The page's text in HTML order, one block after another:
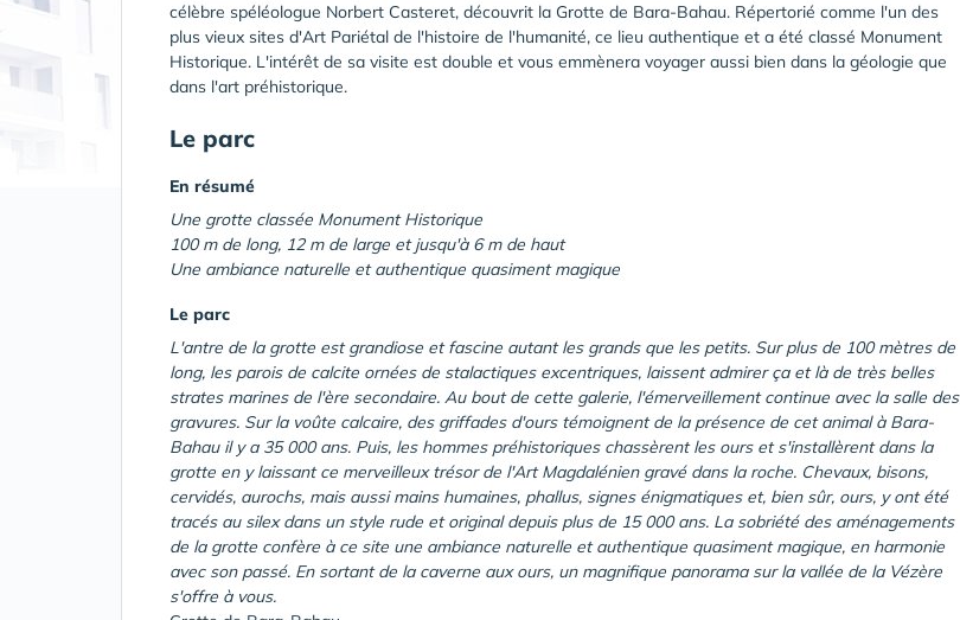
célèbre spéléologue Norbert Casteret, découvrit la Grotte de Bara-Bahau. Répertorié comme l'un des
plus vieux sites d'Art Pariétal de l'histoire de l'humanité, ce lieu authentique et a été classé Monument
Historique. L'intérêt de sa visite est double et vous emmènera voyager aussi bien dans la géologie que
dans l'art préhistorique.
Le parc
En résumé
Une grotte classée Monument Historique
100 m de long, 12 m de large et jusqu'à 6 m de haut
Une ambiance naturelle et authentique quasiment magique
Le parc
L'antre de la grotte est grandiose et fascine autant les grands que les petits. Sur plus de 100 mètres de
long, les parois de calcite ornées de stalactiques excentriques, laissent admirer ça et là de très belles
strates marines de l'ère secondaire. Au bout de cette galerie, l'émerveillement continue avec la salle des
gravures. Sur la voûte calcaire, des griffades d'ours témoignent de la présence de cet animal à Bara-
Bahau il y a 35 000 ans. Puis, les hommes préhistoriques chassèrent les ours et s'installèrent dans la
grotte en y laissant ce merveilleux trésor de l'Art Magdalénien gravé dans la roche. Chevaux, bisons,
cervidés, aurochs, mais aussi mains humaines, phallus, signes énigmatiques et, bien sûr, ours, y ont été
tracés au silex dans un style rude et original depuis plus de 15 000 ans. La sobriété des aménagements
de la grotte confère à ce site une ambiance naturelle et authentique quasiment magique, en harmonie
avec son passé. En sortant de la caverne aux ours, un magnifique panorama sur la vallée de la Vézère
s'offre à vous.